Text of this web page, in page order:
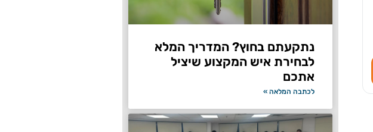
נתקעתם בחוץ? המדריך המלא
לבחירת איש המקצוע שיציל
אתכם
לכתבה המלאה »